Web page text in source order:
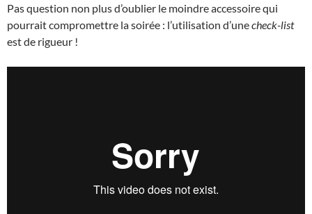
Pas question non plus d’oublier le moindre accessoire qui
pourrait compromettre la soirée : l’utilisation d’unecheck-list
est de rigueur !